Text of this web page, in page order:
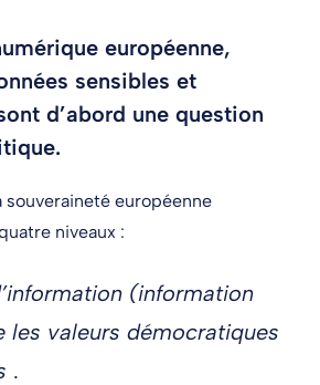
européenne,
sensibles et
d’abord une question
souveraineté européenne
niveaux :
(information
les valeurs démocratiques
.